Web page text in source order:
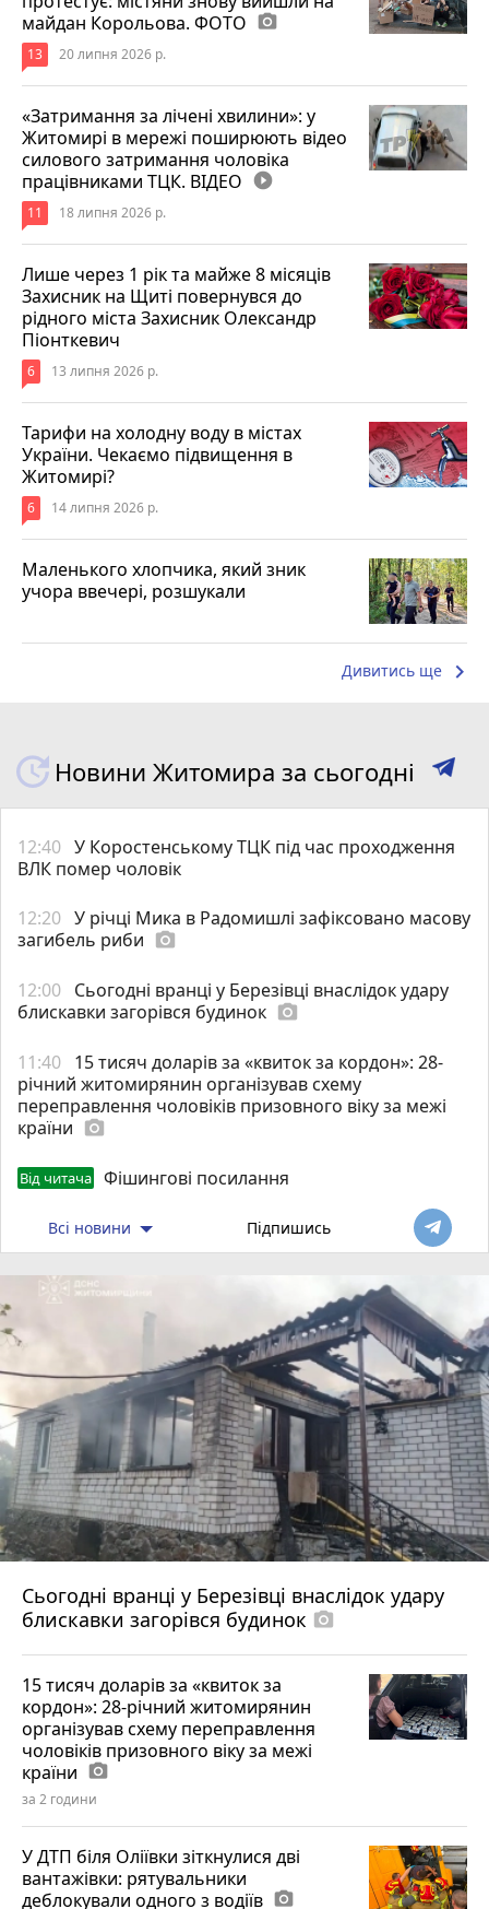
майдан Корольова. ФОТО photo_camera
13 20 липня 2026 р.
«Затримання за лічені хвилини»: у
Житомирі в мережі поширюють відео
силового затримання чоловіка
працівниками ТЦК. ВІДЕО play_circle_filled
11 18 липня 2026 р.
Лише через 1 рік та майже 8 місяців
Захисник на Щиті повернувся до
рідного міста Захисник Олександр
Піонткевич
6 13 липня 2026 р.
Тарифи на холодну воду в містах
України. Чекаємо підвищення в
Житомирі?
6 14 липня 2026 р.
Маленького хлопчика, який зник
учора ввечері, розшукали
Дивитись ще keyboard_arrow_right
Новини Житомира за сьогодні
12:40 У Коростенському ТЦК під час проходження
ВЛК помер чоловік
12:20 У річці Мика в Радомишлі зафіксовано масову
загибель риби photo_camera
12:00 Сьогодні вранці у Березівці внаслідок удару
блискавки загорівся будинок photo_camera
11:40 15 тисяч доларів за «квиток за кордон»: 28-
річний житомирянин організував схему
переправлення чоловіків призовного віку за межі
країни photo_camera
Від читача Фішингові посилання
Всі новини Підпишись
Сьогодні вранці у Березівці внаслідок удару
блискавки загорівся будинок photo_camera
15 тисяч доларів за «квиток за
кордон»: 28-річний житомирянин
організував схему переправлення
чоловіків призовного віку за межі
країни photo_camera
за 2 години
У ДТП біля Оліївки зіткнулися дві
вантажівки: рятувальники
деблокували одного з водіїв photo_camera